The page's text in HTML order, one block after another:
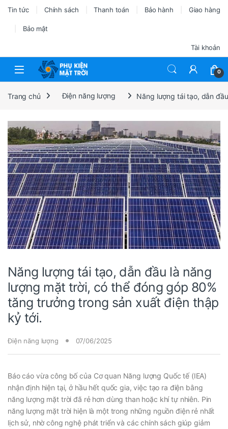
Tin tức Chính sách Thanh toán Bảo hành Giao hàng
Bảo mật
Tài khoản
0
Trang chủ Điện năng lượng Năng lượng tái tạo, dẫn
Năng lượng tái tạo, dẫn đầu là năng
lượng mặt trời, có thể đóng góp 80%
tăng trưởng trong sản xuất điện thập
kỷ tới.
Điện năng lượng 07/06/2025
Báo cáo vừa công bố của Cơ quan Năng lượng Quốc tế (IEA)
nhận định hiện tại, ở hầu hết quốc gia, việc tạo ra điện bằng
năng lượng mặt trời đã rẻ hơn dùng than hoặc khí tự nhiên. Pin
năng lượng mặt trời hiện là một trong những nguồn điện rẻ nhất
lịch sử, nhờ công nghệ phát triển và các chính sách giúp giảm